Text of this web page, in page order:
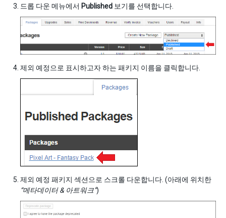
드롭 다운 메뉴에서 Published 보기를 선택합니다.
제외 예정으로 표시하고자 하는 패키지 이름을 클릭합니다.
제외 예정 패키지 섹션으로 스크롤 다운합니다. (아래에 위치한
“메타데이터 & 아트워크”)